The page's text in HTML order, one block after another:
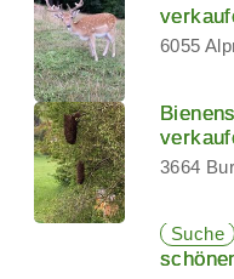
6055
3664
Suche